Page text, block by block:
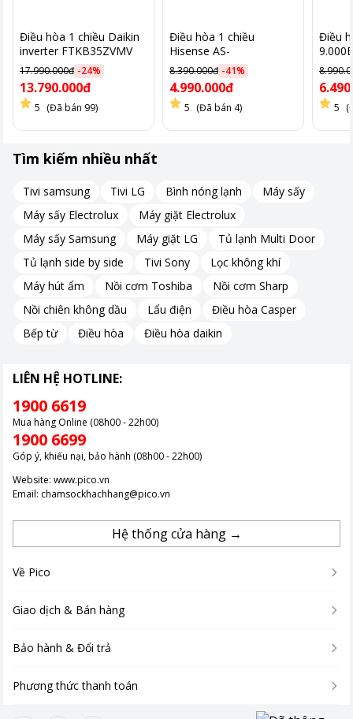
Điều hòa 1 chiều Daikin
inverter FTKB35ZVMV
12.000BTU
17.990.000đ -24%
13.790.000đ
5 (Đã bán 99)
Điều hòa 1 chiều
Hisense AS-
10CR4RYDDJ02
9.000BTU
8.390.000đ -41%
4.990.000đ
5 (Đã bán 4)
Điều
5
Tìm kiếm nhiều nhất
Tivi samsung Tivi LG Bình nóng lạnh
Máy sấy
Máy sấy Electrolux
Máy giặt Electrolux
Máy sấy Samsung
Máy giặt LG
Tủ lạnh Multi Door
Tủ lạnh side by side
Tivi Sony
Lọc không khí
Máy hút ẩm
Nồi cơm Toshiba
Nồi cơm Sharp
Nồi chiên không dầu
Lẩu điện
Điều hòa Casper
Bếp từ
Điều hòa Điều hòa daikin
LIÊN HỆ HOTLINE:
1900 6619
Mua hàng Online (08h00 - 22h00)
1900 6699
Góp ý, khiếu nại, bảo hành (08h00 - 22h00)
Website: www.pico.vn
Email: chamsockhachhang@pico.vn
Hệ thống cửa hàng →
Về Pico
Giao dịch & Bán hàng
Bảo hành & Đổi trả
Phương thức thanh toán